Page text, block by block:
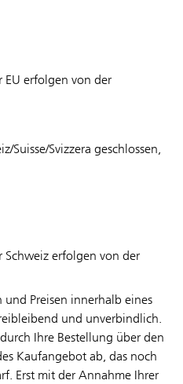
EU erfolgen von der
Suisse/Svizzera geschlossen,
erfolgen von der
und Preisen innerhalb eines
und unverbindlich.
Ihre Bestellung über den
Kaufangebot ab, das noch
Erst mit der Annahme Ihrer